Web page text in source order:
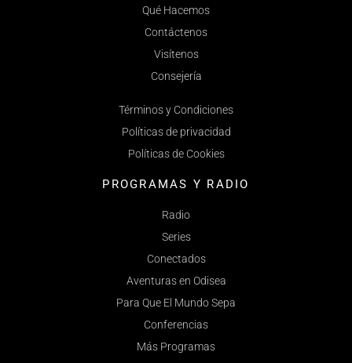
Qué Hacemos
Contáctenos
Visítenos
Consejería
Términos y Condiciones
Políticas de privacidad
Políticas de Cookies
PROGRAMAS Y RADIO
Radio
Series
Conectados
Aventuras en Odisea
Para Que El Mundo Sepa
Conferencias
Más Programas